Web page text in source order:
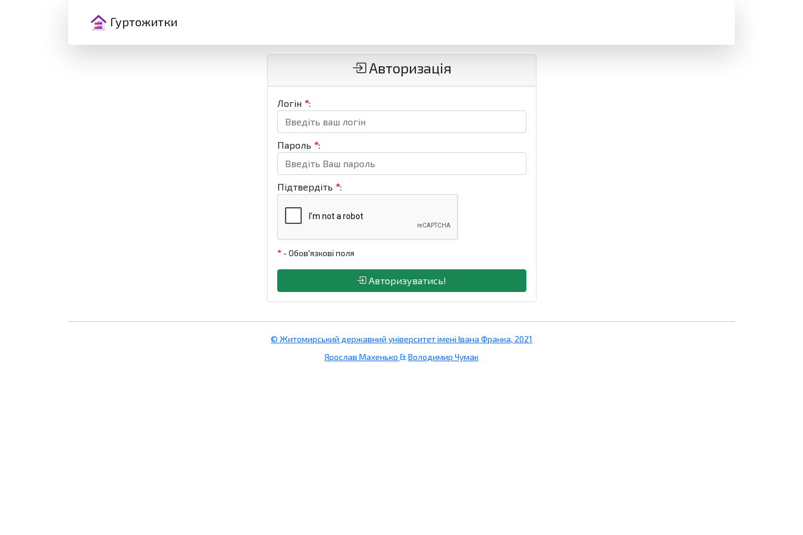
Гуртожитки
Авторизація
Логін *:
Пароль *:
Підтвердіть *:
*- Обов'язкові поля
Авторизуватись!
© Житомирський державний університет імені Івана Франка, 2021
Ярослав Махенько & Володимир Чумак